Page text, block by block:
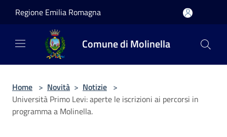
Regione Emilia Romagna
Comune di Molinella
Home > Novità > Notizie >
Università Primo Levi: aperte le iscrizioni ai percorsi in
programma a Molinella.